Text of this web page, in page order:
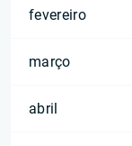
fevereiro
março
abril